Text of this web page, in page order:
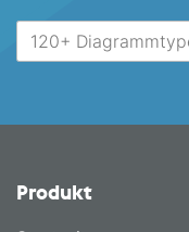
Produkt